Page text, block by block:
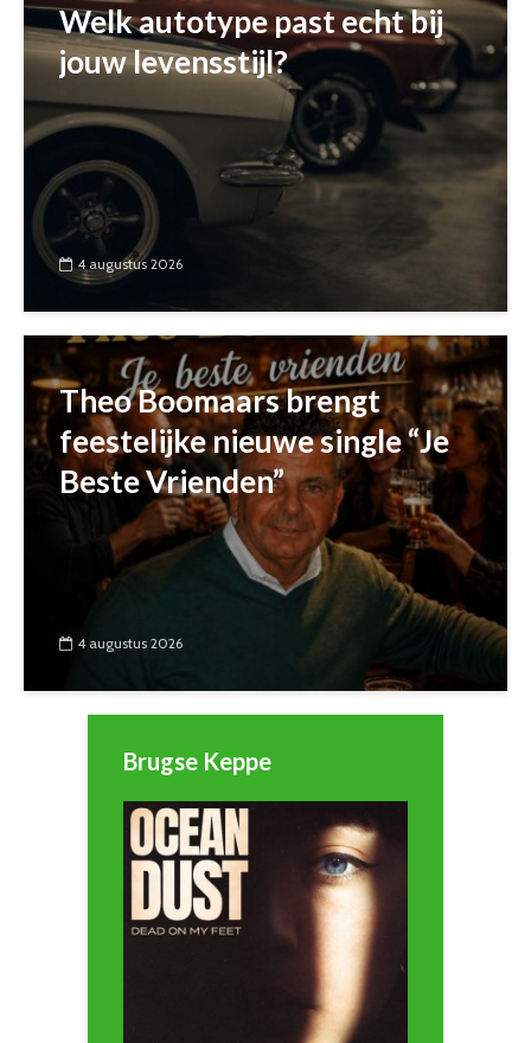
Welk autotype past echt bij
jouw levensstijl?
4 augustus 2026
Theo Boomaars brengt
feestelijke nieuwe single “Je
Beste Vrienden”
4 augustus 2026
Brugse Keppe